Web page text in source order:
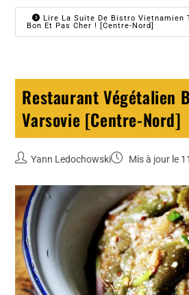
Lire La Suite De Bistro Vietnamien
Bon Et Pas Cher ! [Centre-Nord]
Restaurant Végétalien
Varsovie [Centre-Nord]
Yann Ledochowski Mis à jour le